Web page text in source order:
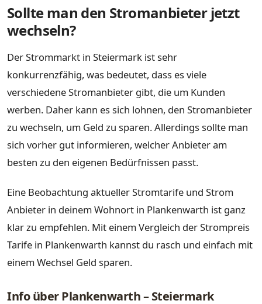
Sollte man den Stromanbieter jetzt
wechseln?
Der Strommarkt in Steiermark ist sehr
konkurrenzfähig, was bedeutet, dass es viele
verschiedene Stromanbieter gibt, die um Kunden
werben. Daher kann es sich lohnen, den Stromanbieter
zu wechseln, um Geld zu sparen. Allerdings sollte man
sich vorher gut informieren, welcher Anbieter am
besten zu den eigenen Bedürfnissen passt.
Eine Beobachtung aktueller Stromtarife und Strom
Anbieter in deinem Wohnort in Plankenwarth ist ganz
klar zu empfehlen. Mit einem Vergleich der Strompreis
Tarife in Plankenwarth kannst du rasch und einfach mit
einem Wechsel Geld sparen.
Info über Plankenwarth – Steiermark